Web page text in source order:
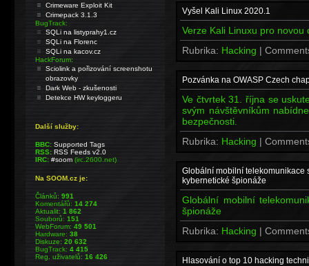
Vyšel Kali Linux 2020.1
Verze Kali Linuxu pro novou
Rubrika: Hacking |
Pozvánka na OWASP Czech
Ve čtvrtek 31. října se
svým návštěvníkům
bezpečnosti.
Rubrika: Hacking |
Globální mobilní telekomunikace
kybernetické špionáže
Globální mobilní
špionáže
Rubrika: Hacking |
Hlasování o top 10 hacking
Crimeware Exploit Kit
Crimepack 3.1.3
BugTrack:
SQLi na listyprahy1.cz
SQLi na Florenc
SQLi na kacov.cz
HackForum:
Sciolink a pořizování screenshotu
obrazovky
Dark Web - zkušenosti
Detekce HW keyloggeru
Další služby:
BBC: Supported Tags
RSS: RSS Feeds v2.0
IRC: #soom(irc.2600.net)
Na SOOM.cz je:
Článků:991
Komentářů:14 274
Aktualit:1 862
Souborů:151
WebForum:49 501
Hardware:38
Diskuze:20 632
BugTrack:4 415
Reg. uživatelů:16 426